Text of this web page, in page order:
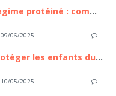
Régime protéiné : comment réussir ?
09/06/2025 …
Protéger les enfants du soleil
10/05/2025 …